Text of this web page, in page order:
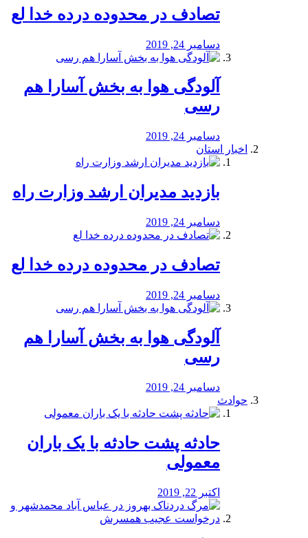
تصادف در محدوده درده خدا لع
دسامبر 24, 2019
آلودگی هوا به بخش آسارا هم
رسی
دسامبر 24, 2019
اخبار استان
بازدید مدیران ارشد وزارت راه
دسامبر 24, 2019
تصادف در محدوده درده خدا لع
دسامبر 24, 2019
آلودگی هوا به بخش آسارا هم
رسی
دسامبر 24, 2019
حوادث
️حادثه پشت حادثه با یک باران
معمولی
اکتبر 22, 2019